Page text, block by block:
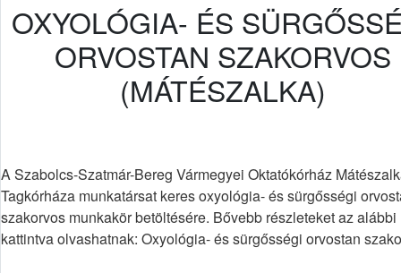
OXYOLÓGIA- ÉS
ORVOSTAN SZAKORVOS
(MÁTÉSZALKA)
A Szabolcs-Szatmár-Bereg Vármegyei Oktatókórház
Tagkórháza munkatársat keres oxyológia- és sürgősségi
szakorvos munkakör betöltésére. Bővebb részleteket az
kattintva olvashatnak: Oxyológia- és sürgősségi orvostan